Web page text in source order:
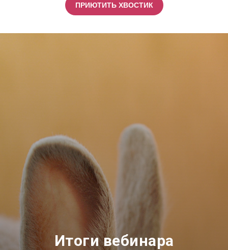
ПРИЮТИТЬ ХВОСТИК
Итоги вебинара